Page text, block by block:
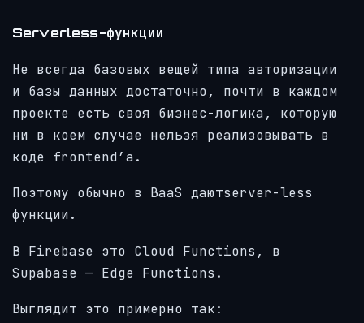
Serverless-функции
Не всегда базовых вещей типа авторизации
и базы данных достаточно, почти в каждом
проекте есть своя бизнес-логика, которую
ни в коем случае нельзя реализовывать в
коде frontend’а.
Поэтому обычно в BaaS даютserver-less
функции.
В Firebase это Cloud Functions, в
Supabase — Edge Functions.
Выглядит это примерно так: